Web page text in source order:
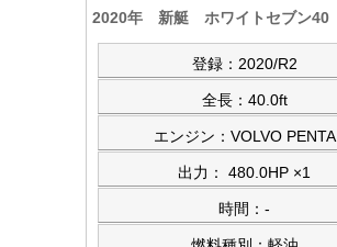
登録：2020/R2
全長：40.0ft
エンジン：VOLVO PENTA
出力： 480.0HP ×1
時間：-